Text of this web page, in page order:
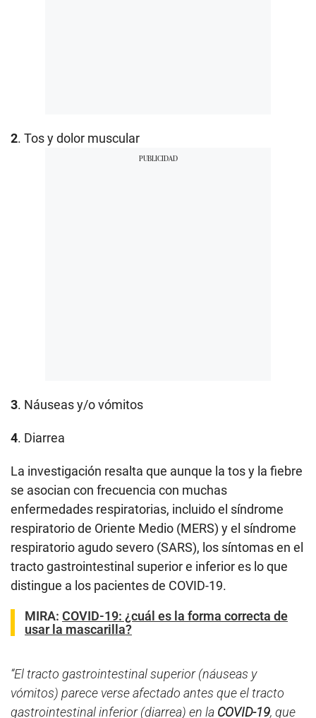
2. Tos y dolor muscular
3. Náuseas y/o vómitos
4. Diarrea
La investigación resalta que aunque la tos y la fiebre
se asocian con frecuencia con muchas
enfermedades respiratorias, incluido el síndrome
respiratorio de Oriente Medio (MERS) y el síndrome
respiratorio agudo severo (SARS), los síntomas en el
tracto gastrointestinal superior e inferior es lo que
distingue a los pacientes de COVID-19.
MIRA: COVID-19: ¿cuál es la forma correcta de
usar la mascarilla?
“El tracto gastrointestinal superior (náuseas y
vómitos) parece verse afectado antes que el tracto
gastrointestinal inferior (diarrea) en la COVID-19, que